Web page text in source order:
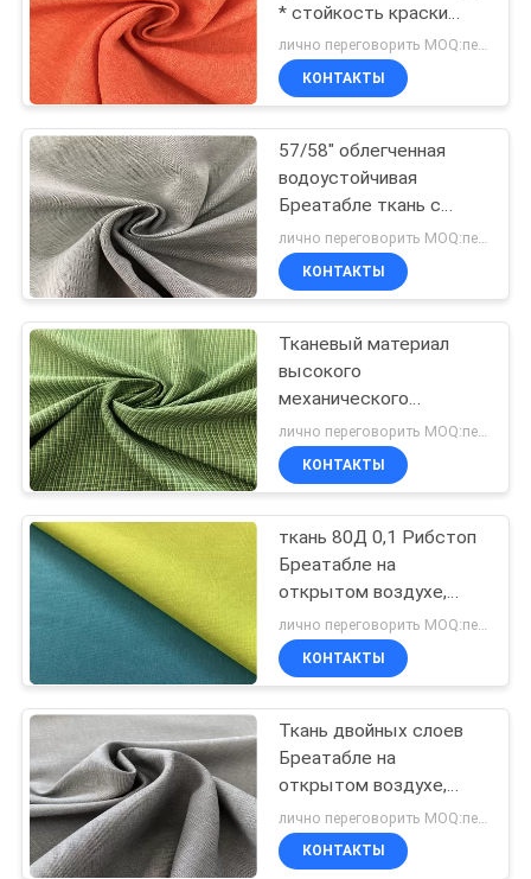
COMPANY
NEWS
КАРТА
САЙТА
PRIVACY
POLICY
* стойкость краски
анти- разрыва 300Д
высокую
лично переговорить MOQ:переговоров
КОНТАКТЫ
57/58" облегченная
водоустойчивая
Бреатабле ткань с
хэрринбоне
выравнивает картину
лично переговорить MOQ:переговоров
КОНТАКТЫ
Тканевый материал
высокого
механического
простирания Бреатабле
Виндпрооф для на
открытом воздухе
КОНТАКТЫ
ткань 80Д 0,1 Рибстоп
Бреатабле на
открытом воздухе,
ткань репеллента воды
носки спорт Бреатабле
КОНТАКТЫ
Ткань двойных слоев
Бреатабле на
открытом воздухе,
Бреатабле
водостойкая ткань
190ГСМ
КОНТАКТЫ